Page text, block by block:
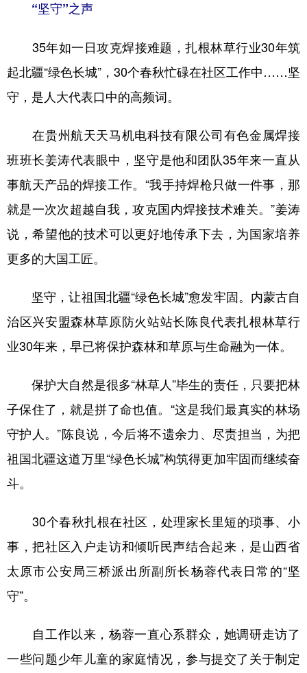
“坚守”之声
35年如一日攻克焊接难题，扎根林草行业30年筑
起北疆“绿色长城”，30个春秋忙碌在社区工作中……坚
守，是人大代表口中的高频词。
在贵州航天天马机电科技有限公司有色金属焊接
班班长姜涛代表眼中，坚守是他和团队35年来一直从
事航天产品的焊接工作。“我手持焊枪只做一件事，那
就是一次次超越自我，攻克国内焊接技术难关。”姜涛
说，希望他的技术可以更好地传承下去，为国家培养
更多的大国工匠。
坚守，让祖国北疆“绿色长城”愈发牢固。内蒙古自
治区兴安盟森林草原防火站站长陈良代表扎根林草行
业30年来，早已将保护森林和草原与生命融为一体。
保护大自然是很多“林草人”毕生的责任，只要把林
子保住了，就是拼了命也值。“这是我们最真实的林场
守护人。”陈良说，今后将不遗余力、尽责担当，为把
祖国北疆这道万里“绿色长城”构筑得更加牢固而继续奋
斗。
30个春秋扎根在社区，处理家长里短的琐事、小
事，把社区入户走访和倾听民声结合起来，是山西省
太原市公安局三桥派出所副所长杨蓉代表日常的“坚
守”。
自工作以来，杨蓉一直心系群众，她调研走访了
一些问题少年儿童的家庭情况，参与提交了关于制定